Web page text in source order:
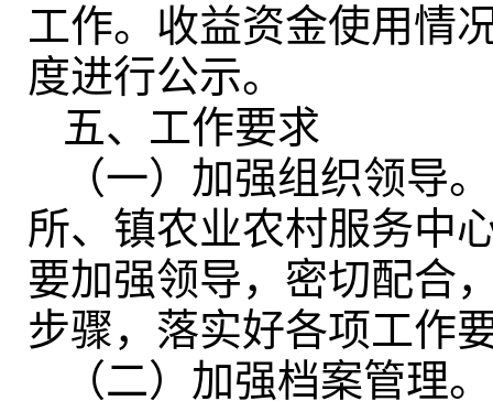
工作。 收益资金使用情
度进行公示。
五、工作要求
（一）加强组织领导。
所、镇农业农村服务中
要加强领导，密切配合
步骤，落实好各项工作
（二）加强档案管理。